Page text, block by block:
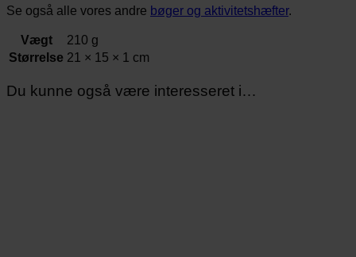
Se også alle vores andre bøger og aktivitetshæfter.
Vægt
210 g
Størrelse 21 × 15 × 1 cm
Du kunne også være interesseret i…